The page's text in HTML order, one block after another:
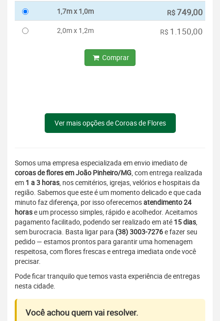
1,7m x 1,0m R$749,00
2,0m x 1,2m R$ 1.150,00
Comprar
Ver mais opções de Coroas de Flores
Somos uma empresa especializada em envio imediato de
coroas de flores em João Pinheiro/MG, com entrega realizada
em 1 a 3 horas, nos cemitérios, igrejas, velórios e hospitais da
região. Sabemos que este é um momento delicado e que cada
minuto faz diferença, por isso oferecemosatendimento 24
horase um processo simples, rápido e acolhedor. Aceitamos
pagamento facilitado, podendo ser realizado em até 15 dias,
sem burocracia. Basta ligar para (38) 3003-7276e fazer seu
pedido — estamos prontos para garantir uma homenagem
respeitosa, com flores frescas e entrega imediata onde você
precisar.
Pode ficar tranquilo que temos vasta experiência de entregas
nesta cidade.
Você achou quem vai resolver.